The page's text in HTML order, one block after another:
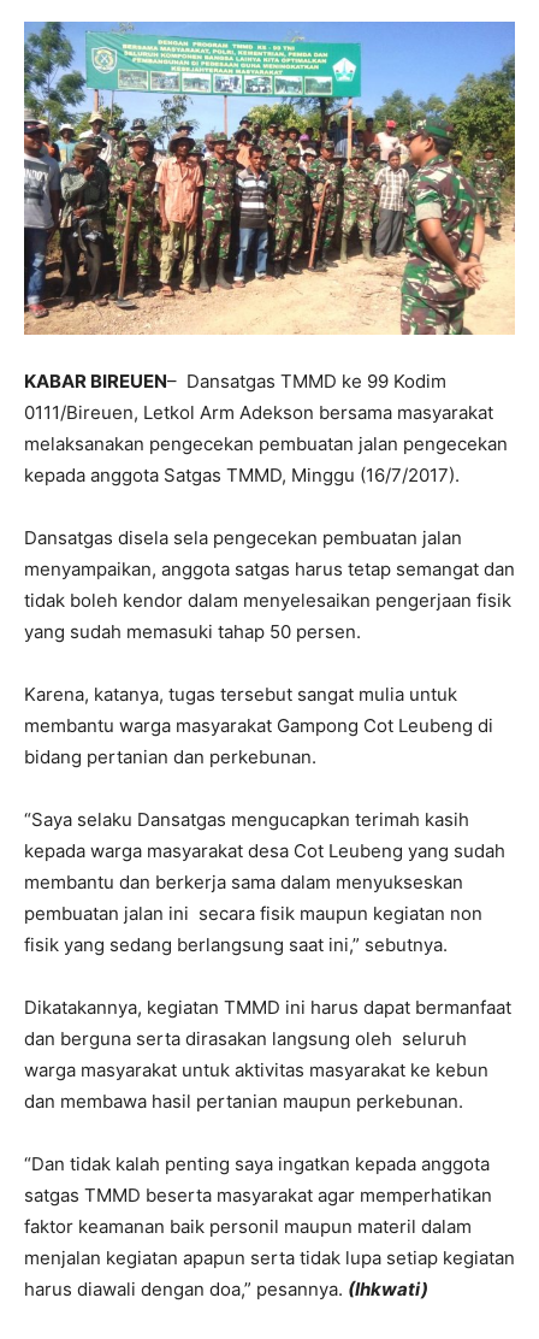
KABAR BIREUEN– Dansatgas TMMD ke 99 Kodim
0111/Bireuen, Letkol Arm Adekson bersama masyarakat
melaksanakan pengecekan pembuatan jalan pengecekan
kepada anggota Satgas TMMD, Minggu (16/7/2017).
Dansatgas disela sela pengecekan pembuatan jalan
menyampaikan, anggota satgas harus tetap semangat dan
tidak boleh kendor dalam menyelesaikan pengerjaan fisik
yang sudah memasuki tahap 50 persen.
Karena, katanya, tugas tersebut sangat mulia untuk
membantu warga masyarakat Gampong Cot Leubeng di
bidang pertanian dan perkebunan.
“Saya selaku Dansatgas mengucapkan terimah kasih
kepada warga masyarakat desa Cot Leubeng yang sudah
membantu dan berkerja sama dalam menyukseskan
pembuatan jalan ini secara fisik maupun kegiatan non
fisik yang sedang berlangsung saat ini,” sebutnya.
Dikatakannya, kegiatan TMMD ini harus dapat bermanfaat
dan berguna serta dirasakan langsung oleh seluruh
warga masyarakat untuk aktivitas masyarakat ke kebun
dan membawa hasil pertanian maupun perkebunan.
“Dan tidak kalah penting saya ingatkan kepada anggota
satgas TMMD beserta masyarakat agar memperhatikan
faktor keamanan baik personil maupun materil dalam
menjalan kegiatan apapun serta tidak lupa setiap kegiatan
harus diawali dengan doa,” pesannya. (Ihkwati)